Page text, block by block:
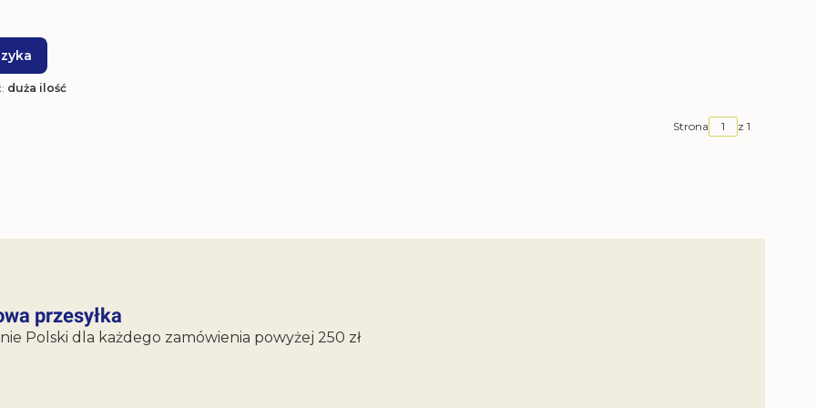
duża ilość
Strona z 1
przesyłka
Polski dla każdego zamówienia powyżej 250 zł